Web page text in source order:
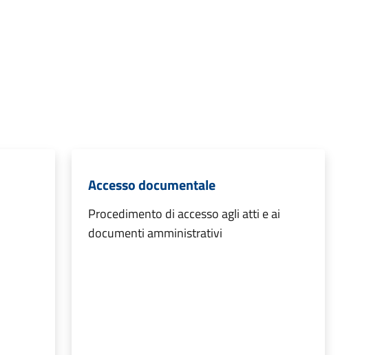
Accesso documentale
Procedimento di accesso agli atti e ai
documenti amministrativi